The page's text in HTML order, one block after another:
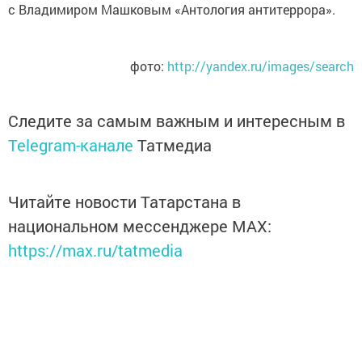
с Владимиром Машковым «Антология антитеррора».
фото: http://yandex.ru/images/search
Следите за самым важным и интересным в
Telegram-канале Татмедиа
Читайте новости Татарстана в
национальном мессенджере MАХ:
https://max.ru/tatmedia